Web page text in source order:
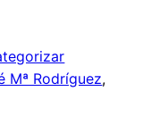
Mª Rodríguez